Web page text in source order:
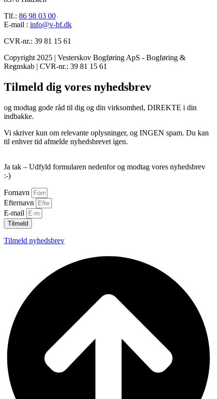
Tlf.: 86 98 03 00
E-mail : info@v-bf.dk
CVR-nr.: 39 81 15 61
Copyright 2025 | Vesterskov Bogføring ApS - Bogføring &
Regnskab | CVR-nr.: 39 81 15 61
Tilmeld dig vores nyhedsbrev
og modtag gode råd til dig og din virksomhed, DIREKTE i din
indbakke.
Vi skriver kun om relevante oplysninger, og INGEN spam. Du kan
til enhver tid afmelde nyhedsbrevet igen.
Ja tak – Udfyld formularen nedenfor og modtag vores nyhedsbrev
:-)
Fornavn
Efternavn
E-mail
Tilmeld
Tilmeld nyhedsbrev